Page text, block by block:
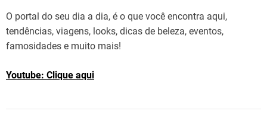
O portal do seu dia a dia, é o que você encontra aqui,
tendências, viagens, looks, dicas de beleza, eventos,
famosidades e muito mais!
Youtube: Clique aqui